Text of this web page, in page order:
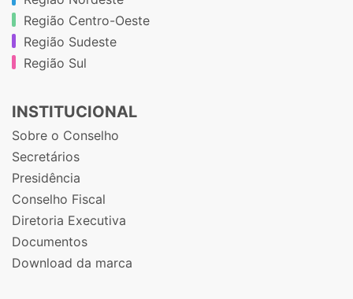
Região Centro-Oeste
Região Sudeste
Região Sul
INSTITUCIONAL
Sobre o Conselho
Secretários
Presidência
Conselho Fiscal
Diretoria Executiva
Documentos
Download da marca